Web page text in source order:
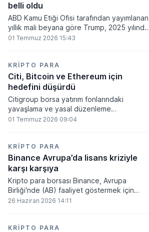
belli oldu
ABD Kamu Etiği Ofisi tarafından yayımlanan
yıllık mali beyana göre Trump, 2025 yılında
kripto para ve memecoin faaliyetlerinden
01 Temmuz 2026 15:43
KRIPTO PARA
Citi, Bitcoin ve Ethereum için
hedefini düşürdü
Citigroup borsa yatırım fonlarındaki
yavaşlama ve yasal düzenleme
beklentilerinin zayıflaması üzerine kripto
01 Temmuz 2026 09:04
KRIPTO PARA
Binance Avrupa’da lisans kriziyle
karşı karşıya
Kripto para borsası Binance, Avrupa
Birliği'nde (AB) faaliyet göstermek için
gerekli düzenleyici onayları alamadı.
26 Haziran 2026 14:11
KRIPTO PARA